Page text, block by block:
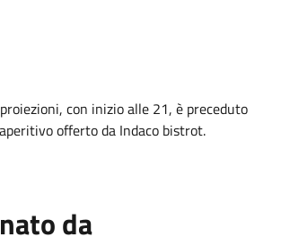
con inizio alle 21, è preceduto
offerto da Indaco bistrot.
da